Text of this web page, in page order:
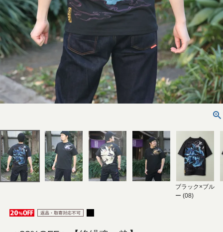
ブラック×ブル
ー (08)